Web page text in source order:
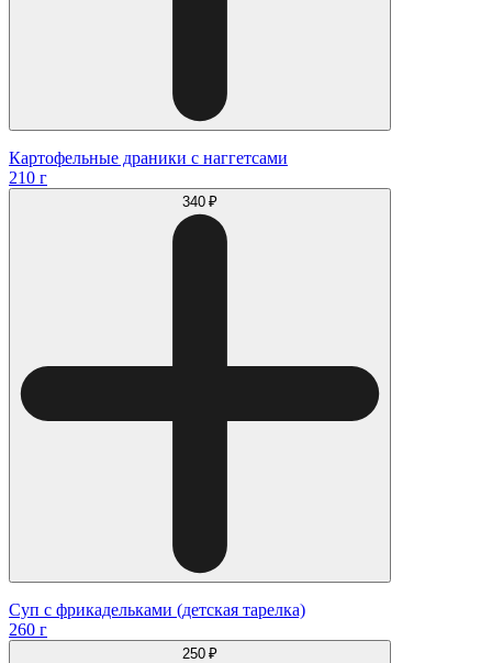
Картофельные драники с наггетсами
210 г
340 ₽
Суп с фрикадельками (детская тарелка)
260 г
250 ₽